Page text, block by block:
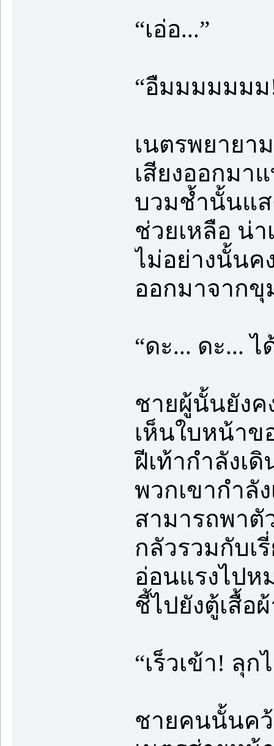
“เอ่อ...”
“อืมมมมมมม
เนตรพยายา
เสียงออกมา
บวมช้ำนั้นแส
ช่วยเหลือ น่
ไม่อย่างนั้นค
ออกมาจาก
“ดะ... ดะ...
ชายผู้นั้นยังค
เห็นใบหน้าข
ฝีเท้ากำลังเ
พวกเขากำลั
สามารถพาตั
กลัวรวมกับเ
อ่อนแรงไปห
ชี้ไปยังตู้เสื้อ
“เร็วเข้า! ลุก
ชายคนนั้นค